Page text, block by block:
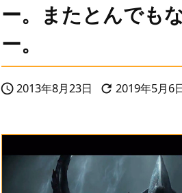
ー。またとんでも
ー。
2013年8月23日  2019年5月6